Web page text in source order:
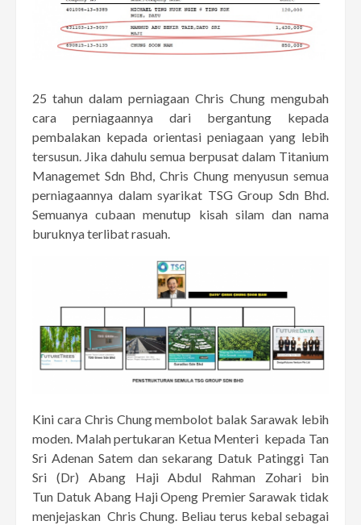
25 tahun dalam perniagaan Chris Chung mengubah
cara perniagaannya dari bergantung kepada
pembalakan kepada orientasi peniagaan yang lebih
tersusun. Jika dahulu semua berpusat dalam Titanium
Managemet Sdn Bhd, Chris Chung menyusun semua
perniagaannya dalam syarikat TSG Group Sdn Bhd.
Semuanya cubaan menutup kisah silam dan nama
buruknya terlibat rasuah.
Kini cara Chris Chung membolot balak Sarawak lebih
moden. Malah pertukaran Ketua Menteri kepada Tan
Sri Adenan Satem dan sekarang Datuk Patinggi Tan
Sri (Dr) Abang Haji Abdul Rahman Zohari bin
Tun Datuk Abang Haji Openg Premier Sarawak tidak
menjejaskan Chris Chung. Beliau terus kebal sebagai